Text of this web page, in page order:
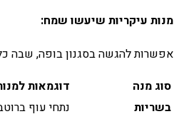
מנות עיקריות שיעשו שמח:
אפשרות להגשה בסגנון בופה, שבה
סוג מנה
דוגמאות
בשריות
נתחי עוף